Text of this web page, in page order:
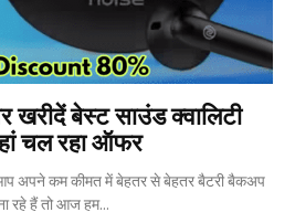
खरीदें बेस्ट साउंड क्वालिटी
चल रहा ऑफर
कम कीमत में बेहतर से बेहतर बैटरी बैकअप
रहे हैं तो आज हम...